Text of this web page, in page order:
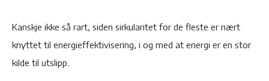
Kanskje ikke så rart, siden sirkularitet for de fleste er nært
knyttet til energieffektivisering, i og med at energi er en stor
kilde til utslipp.